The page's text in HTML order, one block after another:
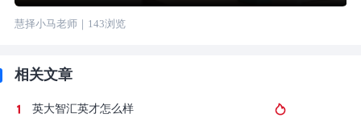
慧择小马老师｜ 143浏览
相关文章
英大智汇英才怎么样